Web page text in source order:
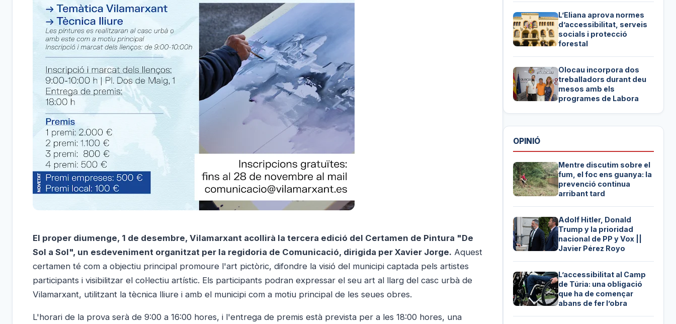
El proper diumenge, 1 de desembre, Vilamarxant acollirà la tercera edició del Certamen de Pintura "De
Sol a Sol", un esdeveniment organitzat per la regidoria de Comunicació, dirigida per Xavier Jorge. Aquest
certamen té com a objectiu principal promoure l'art pictòric, difondre la visió del municipi captada pels artistes
participants i visibilitzar el col·lectiu artístic. Els participants podran expressar el seu art al llarg del casc urbà de
Vilamarxant, utilitzant la tècnica lliure i amb el municipi com a motiu principal de les seues obres.
L'horari de la prova serà de 9:00 a 16:00 hores, i l'entrega de premis està prevista per a les 18:00 hores, una
L’Eliana aprova normes
d’accessibilitat, serveis
socials i protecció
forestal
Olocau incorpora dos
treballadors durant deu
mesos amb els
programes de Labora
OPINIÓ
Mentre discutim sobre el
fum, el foc ens guanya: la
prevenció continua
arribant tard
Adolf Hitler, Donald
Trump y la prioridad
nacional de PP y Vox ||
Javier Pérez Royo
L’accessibilitat al Camp
de Túria: una obligació
que ha de començar
abans de fer l’obra